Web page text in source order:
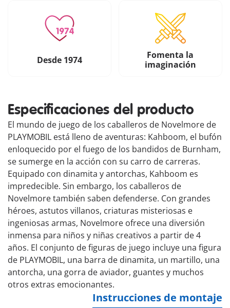
Desde 1974
Fomenta la
imaginación
Especificaciones del producto
El mundo de juego de los caballeros de Novelmore de
PLAYMOBIL está lleno de aventuras: Kahboom, el bufón
enloquecido por el fuego de los bandidos de Burnham,
se sumerge en la acción con su carro de carreras.
Equipado con dinamita y antorchas, Kahboom es
impredecible. Sin embargo, los caballeros de
Novelmore también saben defenderse. Con grandes
héroes, astutos villanos, criaturas misteriosas e
ingeniosas armas, Novelmore ofrece una diversión
inmensa para niños y niñas creativos a partir de 4
años. El conjunto de figuras de juego incluye una figura
de PLAYMOBIL, una barra de dinamita, un martillo, una
antorcha, una gorra de aviador, guantes y muchos
otros extras emocionantes.
Instrucciones de montaje